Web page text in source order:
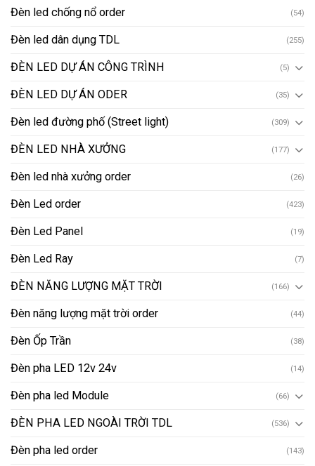
Đèn led chống nổ order (54)
Đèn led dân dụng TDL (255)
ĐÈN LED DỰ ÁN CÔNG TRÌNH (5)
ĐÈN LED DỰ ÁN ODER (35)
Đèn led đường phố (Street light) (309)
ĐÈN LED NHÀ XƯỞNG (177)
Đèn led nhà xưởng order (26)
Đèn Led order (423)
Đèn Led Panel (19)
Đèn Led Ray (7)
ĐÈN NĂNG LƯỢNG MẶT TRỜI (166)
Đèn năng lượng mặt trời order (44)
Đèn Ốp Trần (38)
Đèn pha LED 12v 24v (14)
Đèn pha led Module (66)
ĐÈN PHA LED NGOÀI TRỜI TDL (536)
Đèn pha led order (143)